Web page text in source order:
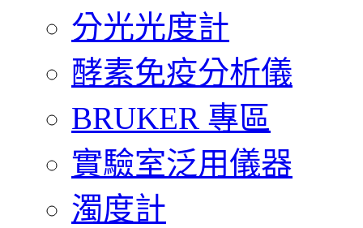
分光光度計
酵素免疫分析儀
BRUKER 專區
實驗室泛用儀器
濁度計